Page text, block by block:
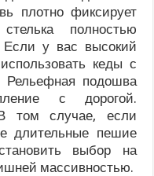
плотно фиксирует
полностью
Если у вас высокий
кеды с
Рельефная подошва
с дорогой.
том случае, если
длительные пешие
выбор на
массивностью.